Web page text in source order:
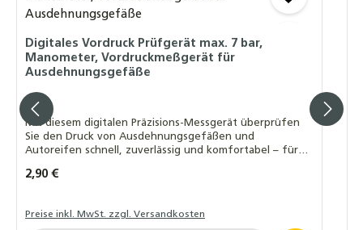
2,90 €
Digitales Vordruck Prüfgerät max. 7 bar,
Manometer, Vordruckmeßgerät für
Ausdehnungsgefäße
Mit diesem digitalen Präzisions-Messgerät überprüfen
Sie den Druck von Ausdehnungsgefäßen und
Autoreifen schnell, zuverlässig und komfortabel – für
Regulärer Preis:
2,90 €
Preise inkl. MwSt. zzgl. Versandkosten